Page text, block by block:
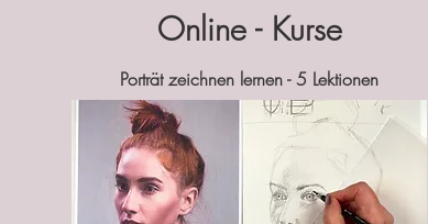
Online - Kurse
Porträt zeichnen lernen - 5 Lektionen